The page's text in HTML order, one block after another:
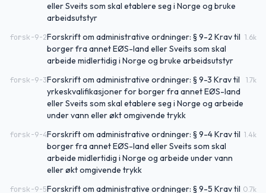
eller Sveits som skal etablere seg i Norge og bruke
arbeidsutstyr
forsk-9-2Forskrift om administrative ordninger: § 9-2 Krav til
borger fra annet EØS-land eller Sveits som skal
arbeide midlertidig i Norge og bruke arbeidsutstyr
1.6k
forsk-9-3Forskrift om administrative ordninger: § 9-3 Krav til
yrkeskvalifikasjoner for borger fra annet EØS-land
eller Sveits som skal etablere seg i Norge og arbeide
under vann eller økt omgivende trykk
1.7k
forsk-9-4Forskrift om administrative ordninger: § 9-4 Krav til
borger fra annet EØS-land eller Sveits som skal
arbeide midlertidig i Norge og arbeide under vann
eller økt omgivende trykk
1.4k
forsk-9-5Forskrift om administrative ordninger: § 9-5 Krav til 0.7k